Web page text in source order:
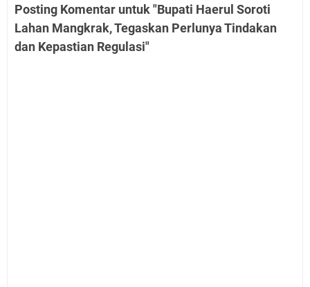
Posting Komentar untuk "Bupati Haerul Soroti
Lahan Mangkrak, Tegaskan Perlunya Tindakan
dan Kepastian Regulasi"